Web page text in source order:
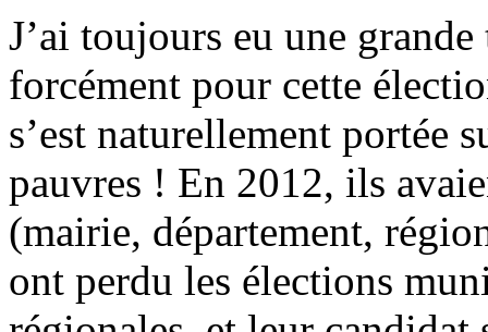
J’ai toujours eu une
forcément pour cette
s’est naturellement portée
pauvres ! En 2012, ils
(mairie, département,
ont perdu les élections